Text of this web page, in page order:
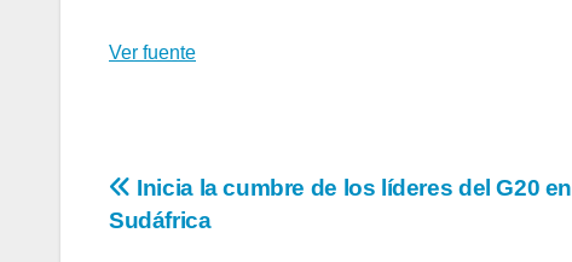
Ver fuente
Navegación
Inicia la cumbre de los líderes del G20 en
Sudáfrica